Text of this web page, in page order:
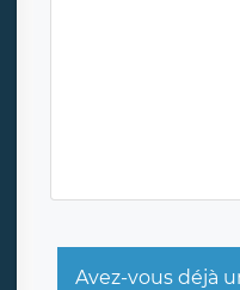
Avez-vous déjà